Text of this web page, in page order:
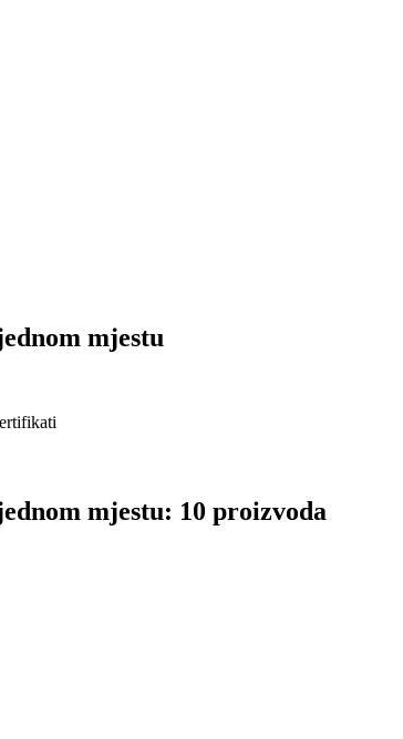
mjestu
mjestu: 10 proizvoda